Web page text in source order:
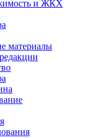
и ЖКХ
материалы